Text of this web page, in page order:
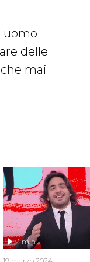
uomo
delle
mai
1 min